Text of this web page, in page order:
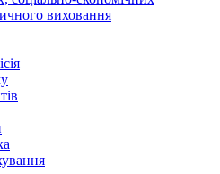
виховання